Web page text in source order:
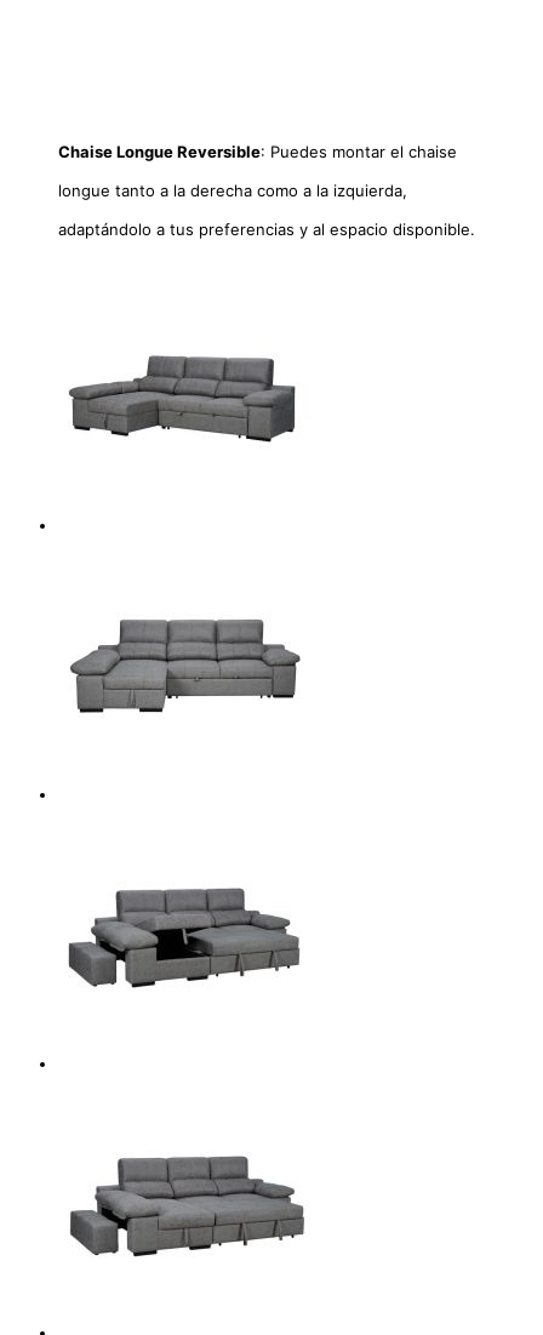
Chaise Longue Reversible: Puedes montar el chaise
longue tanto a la derecha como a la izquierda,
adaptándolo a tus preferencias y al espacio disponible.